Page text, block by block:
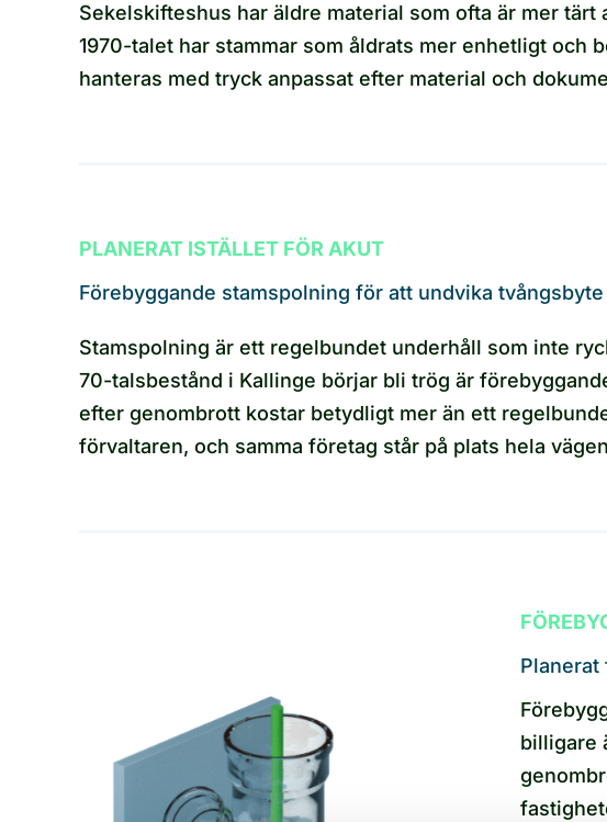
Sekelskifteshus har äldre material som ofta är mer
1970-talet har stammar som åldrats mer enhetligt
hanteras med tryck anpassat efter material och
PLANERAT ISTÄLLET FÖR AKUT
Förebyggande stamspolning för att undvika tvångsbyte
Stamspolning är ett regelbundet underhåll som inte
70-talsbestånd i Kallinge börjar bli trög är
efter genombrott kostar betydligt mer än ett
förvaltaren, och samma företag står på plats hela
billigare